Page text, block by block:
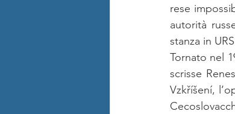
rese
autorità
stanza in
Tornato nel
scrisse
Vzkříšení,